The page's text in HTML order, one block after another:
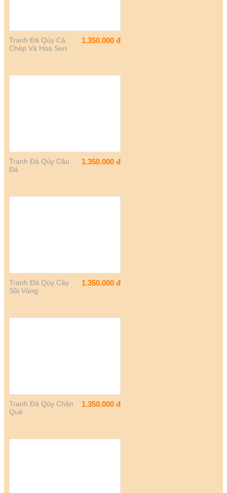
Tranh Đá Qúy Cá
Chép Và Hoa Sen
1.350.000 đ
Tranh Đá Qúy Cầu
Đá
1.350.000 đ
Tranh Đá Qúy Cây
Sồi Vàng
1.350.000 đ
Tranh Đá Qúy Chân
Quê
1.350.000 đ